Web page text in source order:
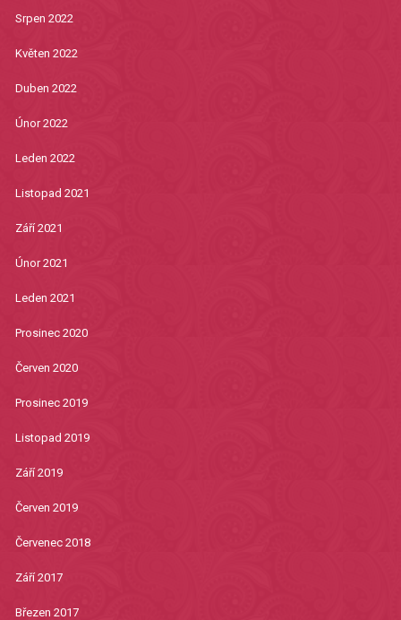
Srpen 2022
Květen 2022
Duben 2022
Únor 2022
Leden 2022
Listopad 2021
Září 2021
Únor 2021
Leden 2021
Prosinec 2020
Červen 2020
Prosinec 2019
Listopad 2019
Září 2019
Červen 2019
Červenec 2018
Září 2017
Březen 2017